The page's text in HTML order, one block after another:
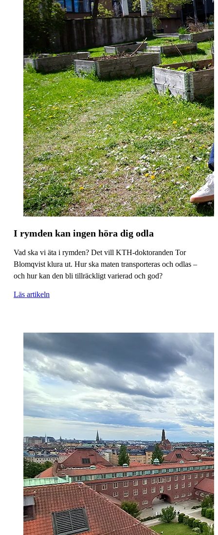
I rymden kan ingen höra dig odla
Vad ska vi äta i rymden? Det vill KTH-doktoranden Tor
Blomqvist klura ut. Hur ska maten transporteras och odlas –
och hur kan den bli tillräckligt varierad och god?
Läs artikeln